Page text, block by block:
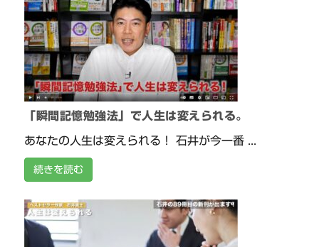
「瞬間記憶勉強法」で人生は変えられる。
あなたの人生は変えられる！ 石井が今一番 ...
続きを読む